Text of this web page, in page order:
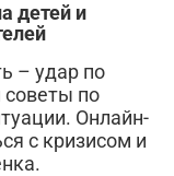
детей и
– удар по
советы по
Онлайн-
с кризисом и